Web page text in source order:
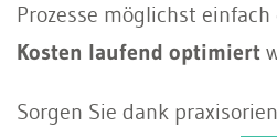
Prozesse möglichst
Kosten laufend optimiert
Sorgen Sie dank